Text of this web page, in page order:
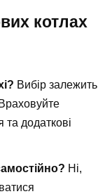
котлах
Вибір залежить
та додаткові
Ні,